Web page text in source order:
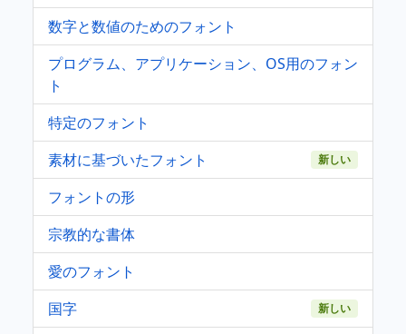
数字と数値のためのフォント
プログラム、アプリケーション、OS用のフォン
ト
特定のフォント
素材に基づいたフォント
新しい
フォントの形
宗教的な書体
愛のフォント
国字
新しい